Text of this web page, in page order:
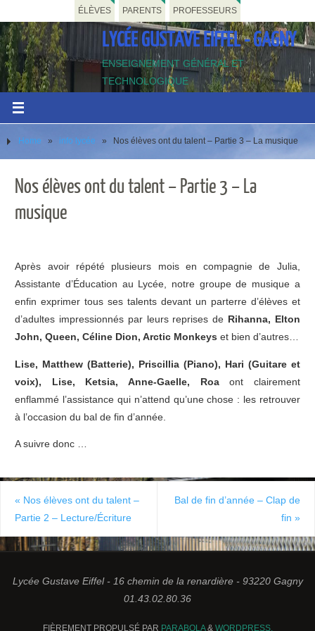
ÉLÈVES PARENTS PROFESSEURS
LYCÉE GUSTAVE EIFFEL - GAGNY
ENSEIGNEMENT GÉNÉRAL ET
TECHNOLOGIQUE
Home » info lycée » Nos élèves ont du talent – Partie 3 – La musique
Nos élèves ont du talent – Partie 3 – La
musique
Après avoir répété plusieurs mois en compagnie de Julia,
Assistante d’Éducation au Lycée, notre groupe de musique a
enfin exprimer tous ses talents devant un parterre d’élèves et
d’adultes impressionnés par leurs reprises de Rihanna, Elton
John, Queen, Céline Dion, Arctic Monkeys et bien d’autres…
Lise, Matthew (Batterie), Priscillia (Piano), Hari (Guitare et
voix), Lise, Ketsia, Anne-Gaelle, Roaont clairement
enflammé l’assistance qui n’attend qu’une chose : les retrouver
à l’occasion du bal de fin d’année.
A suivre donc …
« Nos élèves ont du talent –
Partie 2 – Lecture/Écriture
Bal de fin d’année – Clap de
fin »
Lycée Gustave Eiffel - 16 chemin de la renardière - 93220 Gagny
01.43.02.80.36
FIÈREMENT PROPULSÉ PAR PARABOLA& WORDPRESS.